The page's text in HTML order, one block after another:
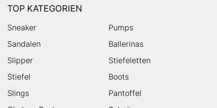
TOP KATEGORIEN
Sneaker
Pumps
Sandalen
Ballerinas
Slipper
Stiefeletten
Stiefel
Boots
Slings
Pantoffel